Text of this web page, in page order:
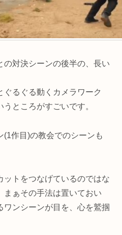
の対決シーンの後半の、長い
るぐる動くカメラワーク
ところがすごいです。
(1作目)の教会でのシーンも
ットをつなげているのではな
ぁその手法は置いておい
ワンシーンが目を、心を鷲掴